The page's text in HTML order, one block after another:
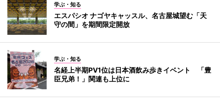
学ぶ・知る
エスパシオ ナゴヤキャッスル、名古屋城望む「天
守の間」を期間限定開放
学ぶ・知る
名経上半期PV1位は日本酒飲み歩きイベント 「豊
臣兄弟！」関連も上位に